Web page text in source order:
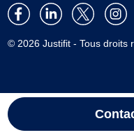
© 2026 Justifit - Tous droits